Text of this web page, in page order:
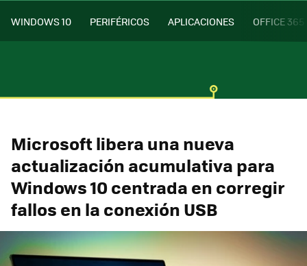
WINDOWS 10 PERIFÉRICOS APLICACIONES OFFICE 365
Microsoft libera una nueva
actualización acumulativa para
Windows 10 centrada en corregir
fallos en la conexión USB